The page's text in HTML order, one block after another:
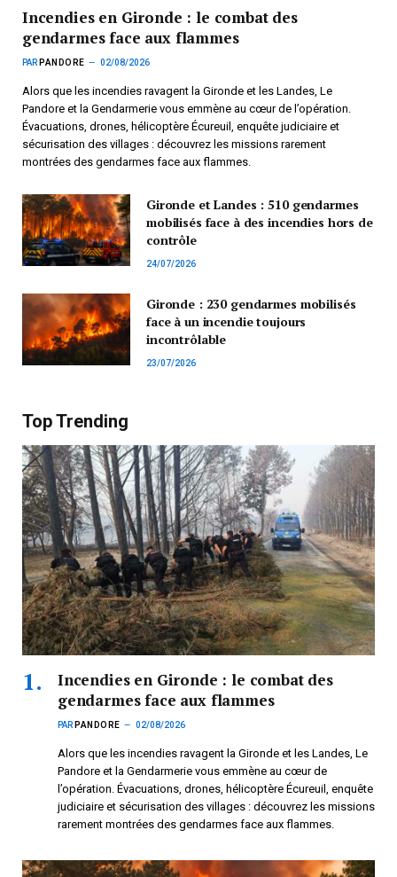
Incendies en Gironde : le combat des
gendarmes face aux flammes
PAR PANDORE 02/08/2026
Alors que les incendies ravagent la Gironde et les Landes, Le
Pandore et la Gendarmerie vous emmène au cœur de l’opération.
Évacuations, drones, hélicoptère Écureuil, enquête judiciaire et
sécurisation des villages : découvrez les missions rarement
montrées des gendarmes face aux flammes.
Gironde et Landes : 510 gendarmes
mobilisés face à des incendies hors de
contrôle
24/07/2026
Gironde : 230 gendarmes mobilisés
face à un incendie toujours
incontrôlable
23/07/2026
Top Trending
Incendies en Gironde : le combat des
gendarmes face aux flammes
PAR PANDORE 02/08/2026
Alors que les incendies ravagent la Gironde et les Landes, Le
Pandore et la Gendarmerie vous emmène au cœur de
l’opération. Évacuations, drones, hélicoptère Écureuil, enquête
judiciaire et sécurisation des villages : découvrez les missions
rarement montrées des gendarmes face aux flammes.